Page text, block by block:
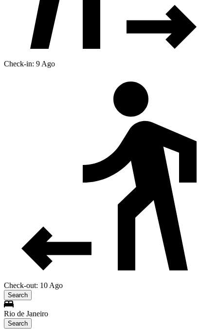
Check-in: 9 Ago
Check-out: 10 Ago
Search
Rio de Janeiro
Search